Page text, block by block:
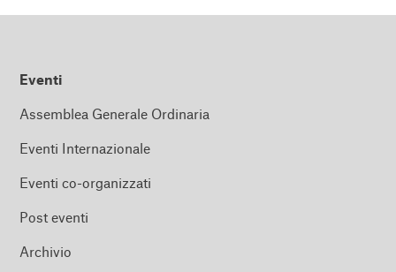
Eventi
Assemblea Generale Ordinaria
Eventi Internazionale
Eventi co-organizzati
Post eventi
Archivio